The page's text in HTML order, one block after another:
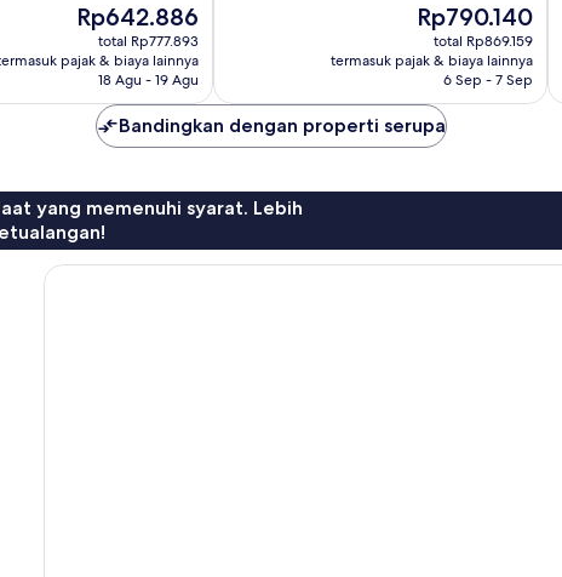
Harga
sekarang
Rp642.886
Rp642.886
total Rp777.893
pajak & biaya lainnya
18 Agu - 19 Agu
Harga
sekarang
Rp790.140
Rp790.140
total Rp869.159
termasuk pajak & biaya lainnya
6 Sep - 7 Sep
Bandingkan dengan properti serupa
yang memenuhi syarat. Lebih